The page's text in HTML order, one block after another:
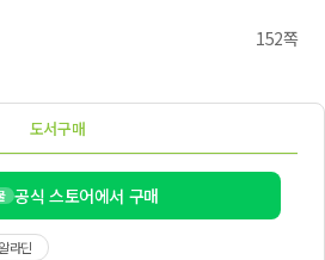
152쪽
도서구매
공식 스토어에서 구매
알라딘